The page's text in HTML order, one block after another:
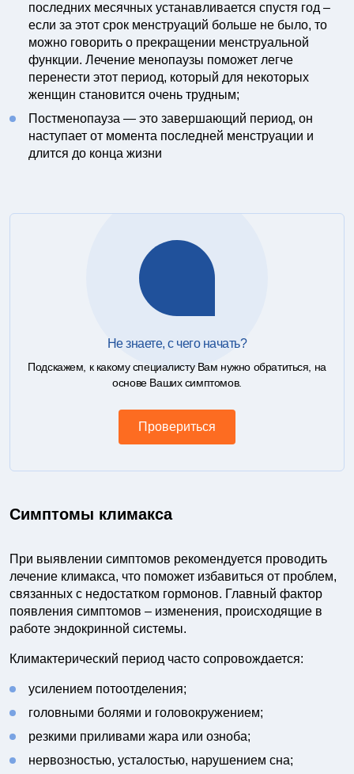
последних месячных устанавливается спустя год –
если за этот срок менструаций больше не было, то
можно говорить о прекращении менструальной
функции. Лечение менопаузы поможет легче
перенести этот период, который для некоторых
женщин становится очень трудным;
Постменопауза — это завершающий период, он
наступает от момента последней менструации и
длится до конца жизни
Не знаете, с чего начать?
Подскажем, к какому специалисту Вам нужно обратиться, на
основе Ваших симптомов.
Провериться
Симптомы климакса
При выявлении симптомов рекомендуется проводить
лечение климакса, что поможет избавиться от проблем,
связанных с недостатком гормонов. Главный фактор
появления симптомов – изменения, происходящие в
работе эндокринной системы.
Климактерический период часто сопровождается:
усилением потоотделения;
головными болями и головокружением;
резкими приливами жара или озноба;
нервозностью, усталостью, нарушением сна;